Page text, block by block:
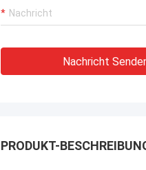
Nachricht
PRODUKT-